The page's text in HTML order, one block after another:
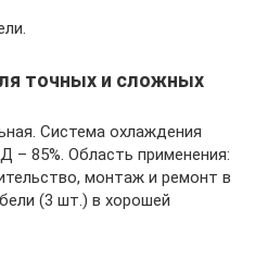
точных и сложных
Система охлаждения
– 85%. Область применения:
монтаж и ремонт в
(3 шт.) в хорошей